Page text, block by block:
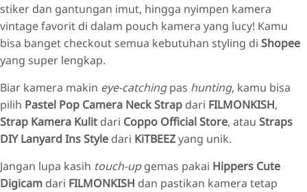
stiker dan gantungan imut, hingga nyimpen kamera
vintage favorit di dalam pouch kamera yang lucy! Kamu
bisa banget checkout semua kebutuhan styling di Shopee
yang super lengkap.
Biar kamera makin eye-catchingpas hunting, kamu bisa
pilih Pastel Pop Camera Neck Strap dari FILMONKISH,
Strap Kamera Kulit dari Coppo Official Store, atau Straps
DIY Lanyard Ins Style dari KiTBEEZyang unik.
Jangan lupa kasih touch-upgemas pakai Hippers Cute
Digicam dari FILMONKISH dan pastikan kamera tetap